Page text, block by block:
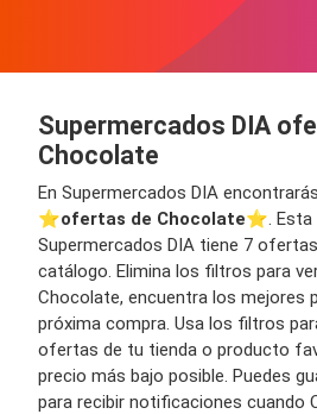
Supermercados DIA
Chocolate
En Supermercados DIA
⭐️ofertas de Chocolate⭐️. Esta
Supermercados DIA tiene 7
catálogo. Elimina los filtros para
Chocolate, encuentra los mejores
próxima compra. Usa los filtros
ofertas de tu tienda o producto
precio más bajo posible. Puedes
para recibir notificaciones cuando